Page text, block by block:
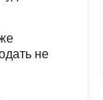
не